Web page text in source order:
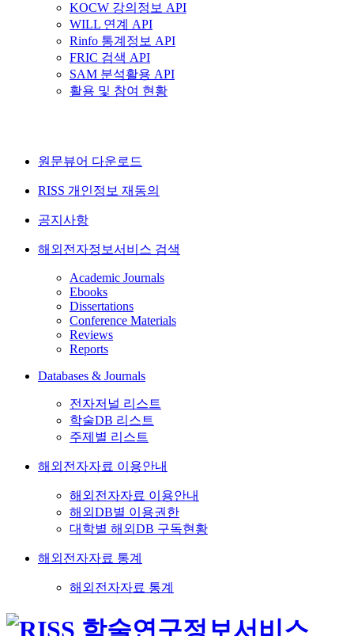
KOCW 강의정보 API
WILL 연계 API
Rinfo 통계정보 API
FRIC 검색 API
SAM 분석활용 API
활용 및 참여 현황
원문뷰어 다운로드
RISS 개인정보 재동의
공지사항
해외전자정보서비스 검색
Academic Journals
Ebooks
Dissertations
Conference Materials
Reviews
Reports
Databases & Journals
전자저널 리스트
학술DB 리스트
주제별 리스트
해외전자자료 이용안내
해외전자자료 이용안내
해외DB별 이용권한
대학별 해외DB 구독현황
해외전자자료 통계
해외전자자료 통계